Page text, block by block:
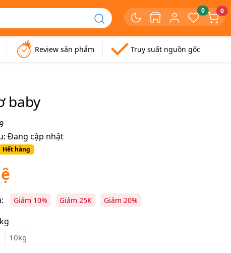
0 0
Review sản phẩm Truy suất nguồn gốc
baby
Đang cập nhật
Hết hàng
Giảm 10% Giảm 25K Giảm 20%
10kg